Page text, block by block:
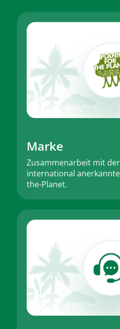
Marke
Zusammenarbeit mit
international
the-Planet.